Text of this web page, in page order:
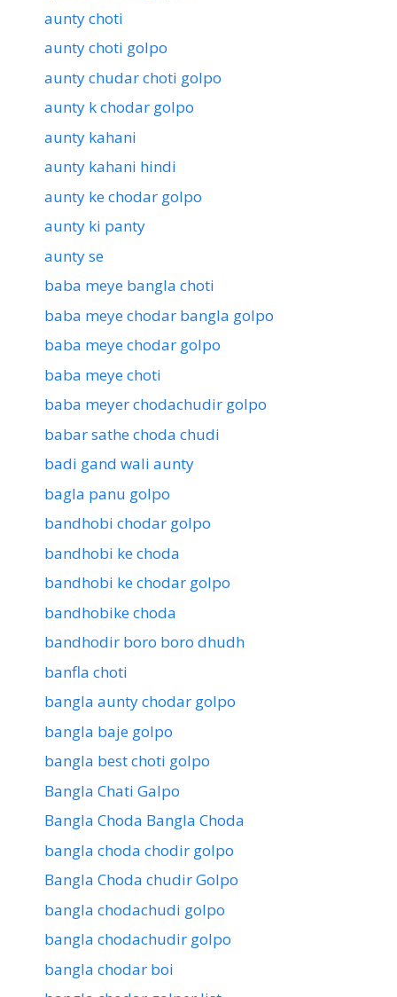
aunty choti
aunty choti golpo
aunty chudar choti golpo
aunty k chodar golpo
aunty kahani
aunty kahani hindi
aunty ke chodar golpo
aunty ki panty
aunty se
baba meye bangla choti
baba meye chodar bangla golpo
baba meye chodar golpo
baba meye choti
baba meyer chodachudir golpo
babar sathe choda chudi
badi gand wali aunty
bagla panu golpo
bandhobi chodar golpo
bandhobi ke choda
bandhobi ke chodar golpo
bandhobike choda
bandhodir boro boro dhudh
banfla choti
bangla aunty chodar golpo
bangla baje golpo
bangla best choti golpo
Bangla Chati Galpo
Bangla Choda Bangla Choda
bangla choda chodir golpo
Bangla Choda chudir Golpo
bangla chodachudi golpo
bangla chodachudir golpo
bangla chodar boi